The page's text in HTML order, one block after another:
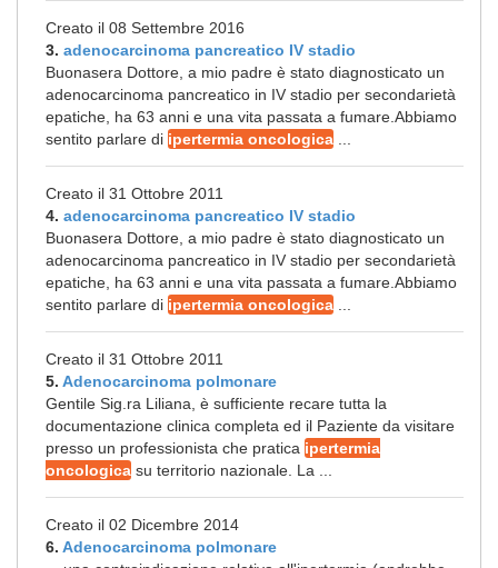
Creato il 08 Settembre 2016
3. adenocarcinoma pancreatico IV stadio
Buonasera Dottore, a mio padre è stato diagnosticato un
adenocarcinoma pancreatico in IV stadio per secondarietà
epatiche, ha 63 anni e una vita passata a fumare.Abbiamo
sentito parlare di ipertermia oncologica
Creato il 31 Ottobre 2011
4. adenocarcinoma pancreatico IV stadio
Buonasera Dottore, a mio padre è stato diagnosticato un
adenocarcinoma pancreatico in IV stadio per secondarietà
epatiche, ha 63 anni e una vita passata a fumare.Abbiamo
sentito parlare di ipertermia oncologica
Creato il 31 Ottobre 2011
5. Adenocarcinoma polmonare
Gentile Sig.ra Liliana, è sufficiente recare tutta la
documentazione clinica completa ed il Paziente da visitare
presso un professionista che pratica ipertermia
oncologica su territorio nazionale. La ...
Creato il 02 Dicembre 2014
6. Adenocarcinoma polmonare